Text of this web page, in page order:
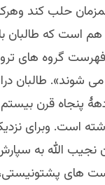
حلب کند
که طالبان
گروه های
می شوند». طالبان
پنجاه قرن
است. وبرای
نجیب الله به
های